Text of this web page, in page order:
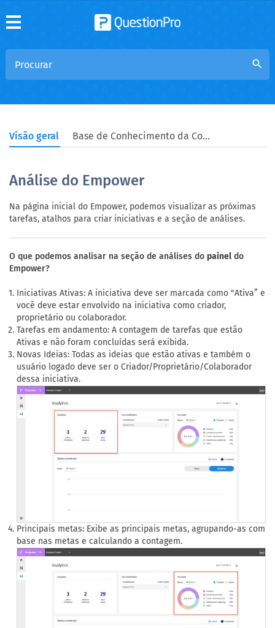
search
Visão geral Base de Conhecimento da Comunidade
Análise do Empower
Na página inicial do Empower, podemos visualizar as próximas
tarefas, atalhos para criar iniciativas e a seção de análises.
O que podemos analisar na seção de análises do painel do
Empower?
Iniciativas Ativas: A iniciativa deve ser marcada como "Ativa” e
você deve estar envolvido na iniciativa como criador,
proprietário ou colaborador.
Tarefas em andamento: A contagem de tarefas que estão
Ativas e não foram concluídas será exibida.
Novas Ideias: Todas as ideias que estão ativas e também o
usuário logado deve ser o Criador/Proprietário/Colaborador
dessa iniciativa.
Principais metas: Exibe as principais metas, agrupando-as com
base nas metas e calculando a contagem.